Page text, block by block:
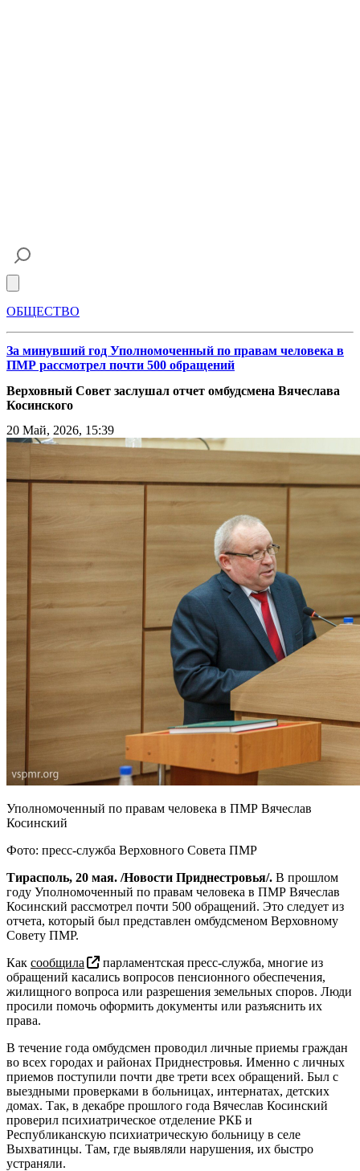
ОБЩЕСТВО
За минувший год Уполномоченный по правам человека в
ПМР рассмотрел почти 500 обращений
Верховный Совет заслушал отчет омбудсмена Вячеслава
Косинского
20 Май, 2026, 15:39
Уполномоченный по правам человека в ПМР Вячеслав
Косинский
Фото: пресс-служба Верховного Совета ПМР
Тирасполь, 20 мая. /Новости Приднестровья/. В прошлом
году Уполномоченный по правам человека в ПМР Вячеслав
Косинский рассмотрел почти 500 обращений. Это следует из
отчета, который был представлен омбудсменом Верховному
Совету ПМР.
Как сообщила
парламентская пресс-служба, многие из
обращений касались вопросов пенсионного обеспечения,
жилищного вопроса или разрешения земельных споров. Люди
просили помочь оформить документы или разъяснить их
права.
В течение года омбудсмен проводил личные приемы граждан
во всех городах и районах Приднестровья. Именно с личных
приемов поступили почти две трети всех обращений. Был с
выездными проверками в больницах, интернатах, детских
домах. Так, в декабре прошлого года Вячеслав Косинский
проверил психиатрическое отделение РКБ и
Республиканскую психиатрическую больницу в селе
Выхватинцы. Там, где выявляли нарушения, их быстро
устраняли.